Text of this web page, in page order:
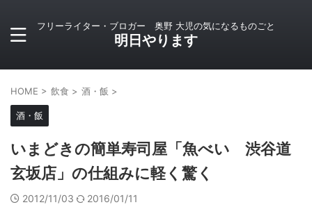
フリーライター・ブロガー 奥野 大児の気になるものごと
明日やります
HOME > 飲食 > 酒・飯 >
酒・飯
いまどきの簡単寿司屋「魚べい 渋谷道
玄坂店」の仕組みに軽く驚く
2012/11/03 2016/01/11